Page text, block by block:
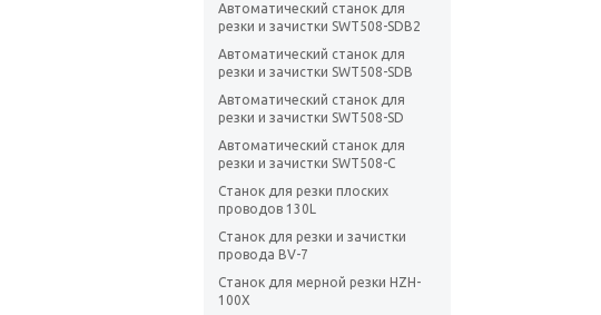
Автоматический станок для
резки и зачистки SWT508-SDB2
Автоматический станок для
резки и зачистки SWT508-SDB
Автоматический станок для
резки и зачистки SWT508-SD
Автоматический станок для
резки и зачистки SWT508-C
Станок для резки плоских
проводов 130L
Станок для резки и зачистки
провода BV-7
Станок для мерной резки HZH-
100X